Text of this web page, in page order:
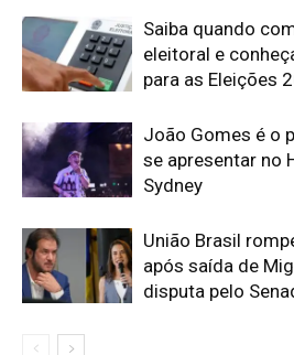
Saiba quando
eleitoral e
para as Eleições
João Gomes é o
se apresentar no
Sydney
União Brasil
após saída de
disputa pelo